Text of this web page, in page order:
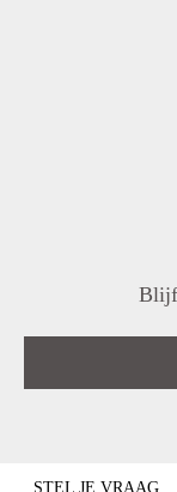
Blijf
STEL JE VRAAG